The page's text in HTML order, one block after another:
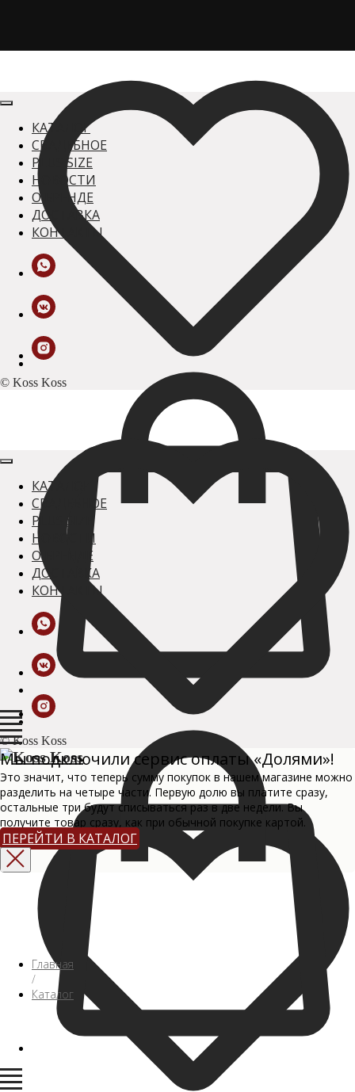
КАТАЛОГ
СВАДЕБНОЕ
PLUS SIZE
НОВОСТИ
О БРЕНДЕ
ДОСТАВКА
КОНТАКТЫ
© Koss Koss
КАТАЛОГ
СВАДЕБНОЕ
PLUS SIZE
НОВОСТИ
О БРЕНДЕ
ДОСТАВКА
КОНТАКТЫ
© Koss Koss
Мы подключили сервис оплаты «Долями»!
Это значит, что теперь сумму покупок в нашем магазине можно
разделить на четыре части. Первую долю вы платите сразу,
остальные три будут списываться раз в две недели. Вы
получите товар сразу, как при обычной покупке картой.
ПЕРЕЙТИ В КАТАЛОГ
Главная
/
Каталог